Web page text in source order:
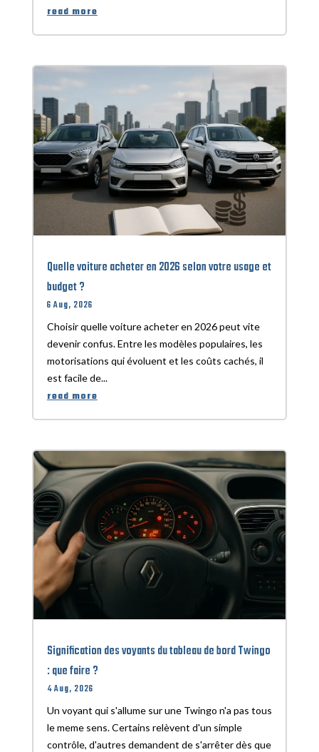
read more
Quelle voiture acheter en 2026 selon votre usage et
budget ?
6 Aug, 2026
Choisir quelle voiture acheter en 2026 peut vite
devenir confus. Entre les modèles populaires, les
motorisations qui évoluent et les coûts cachés, il
est facile de...
read more
Signification des voyants du tableau de bord Twingo
: que faire ?
4 Aug, 2026
Un voyant qui s'allume sur une Twingo n'a pas tous
le meme sens. Certains relèvent d'un simple
contrôle, d'autres demandent de s'arrêter dès que